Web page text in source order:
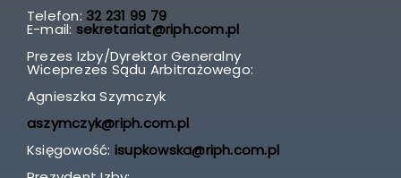
Telefon: 32 231 99 79
E-mail: sekretariat@riph.com.pl
Prezes Izby/Dyrektor Generalny
Wiceprezes Sądu Arbitrażowego:
Agnieszka Szymczyk
aszymczyk@riph.com.pl
Księgowość: isupkowska@riph.com.pl